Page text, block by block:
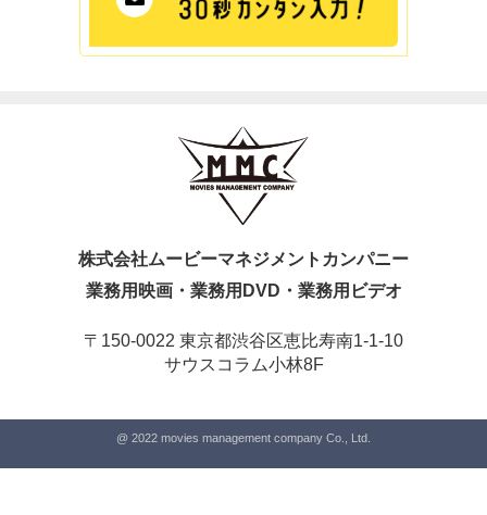
株式会社ムービーマネジメントカンパニー
業務用映画・業務用DVD・業務用ビデオ
〒150-0022 東京都渋谷区恵比寿南1-1-10
サウスコラム小林8F
@ 2022 movies management company Co., Ltd.